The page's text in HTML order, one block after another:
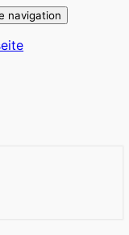
navigation